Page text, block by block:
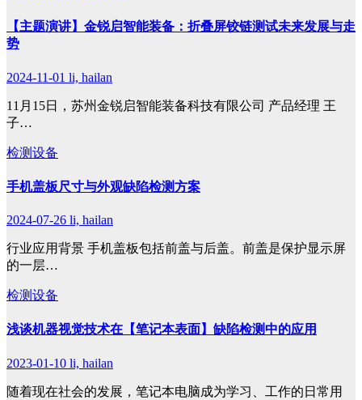
【主题演讲】金锐启智能装备：折叠屏铰链测试未来发展与走
势
2024-11-01 li, hailan
11月15日，苏州金锐启智能装备科技有限公司 产品经理 王
子…
检测设备
手机盖板尺寸与外观缺陷检测方案
2024-07-26 li, hailan
行业应用背景 手机盖板包括前盖与后盖。前盖是保护显示屏
的一层…
检测设备
浅谈机器视觉技术在【笔记本表面】缺陷检测中的应用
2023-01-10 li, hailan
随着现在社会的发展，笔记本电脑成为学习、工作的日常用